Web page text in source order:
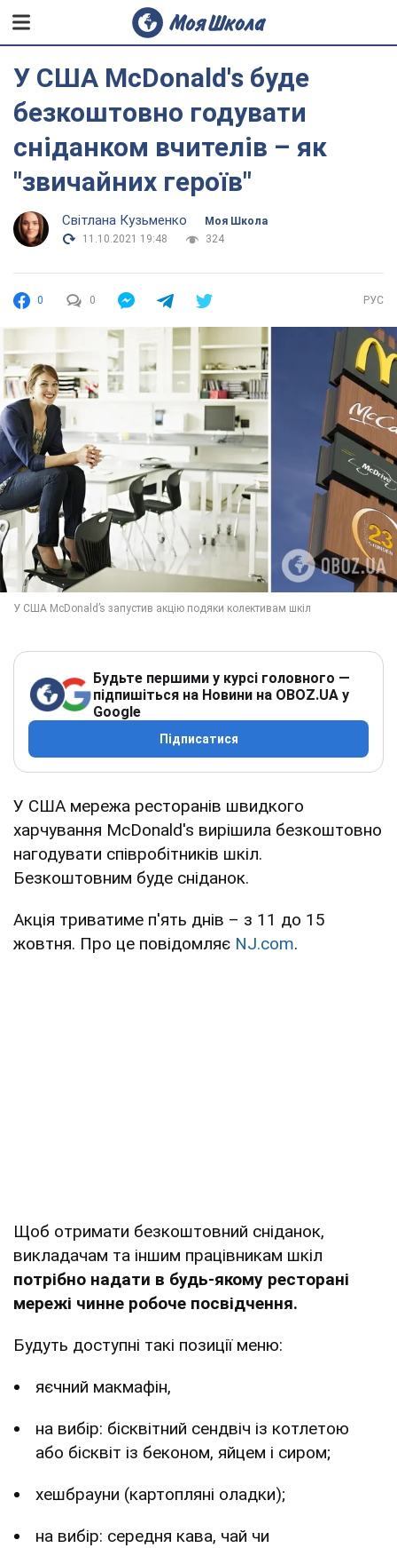
У США McDonald's буде
безкоштовно годувати
сніданком вчителів – як
"звичайних героїв"
Світлана Кузьменко
Моя Школа
11.10.2021 19:48
324
0 0 РУС
Будьте першими у курсі головного —
підпишіться на Новини на OBOZ.UA у
Google
Підписатися
У США мережа ресторанів швидкого
харчування McDonald's вирішила безкоштовно
нагодувати співробітників шкіл.
Безкоштовним буде сніданок.
Акція триватиме п'ять днів – з 11 до 15
жовтня. Про це повідомляє NJ.com.
Щоб отримати безкоштовний сніданок,
викладачам та іншим працівникам шкіл
потрібно надати в будь-якому ресторані
мережі чинне робоче посвідчення.
Будуть доступні такі позиції меню:
яєчний макмафін,
на вибір: бісквітний сендвіч із котлетою
або бісквіт із беконом, яйцем і сиром;
хешбрауни (картопляні оладки);
на вибір: середня кава, чай чи